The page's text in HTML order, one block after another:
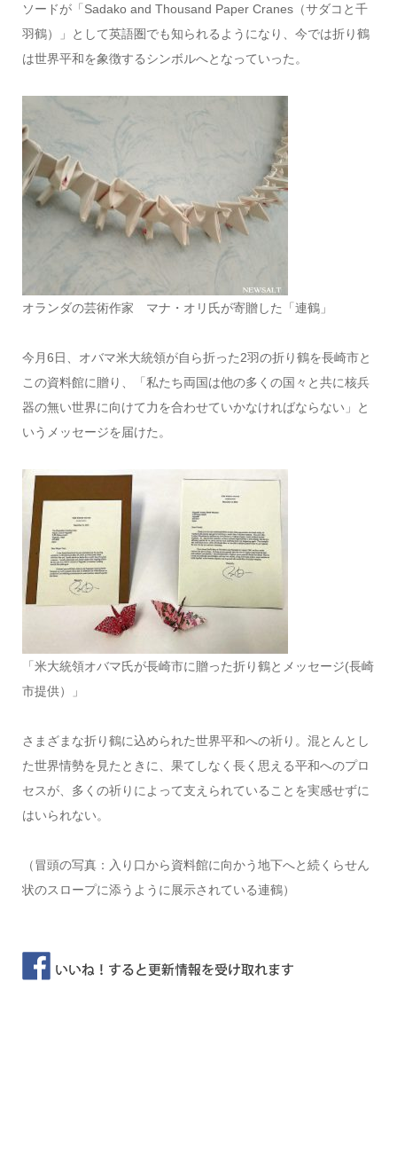
ソードが「Sadako and Thousand Paper Cranes（サダコと千
羽鶴）」として英語圏でも知られるようになり、今では折り鶴
は世界平和を象徴するシンボルへとなっていった。
オランダの芸術作家 マナ・オリ氏が寄贈した「連鶴」
今月6日、オバマ米大統領が自ら折った2羽の折り鶴を長崎市と
この資料館に贈り、「私たち両国は他の多くの国々と共に核兵
器の無い世界に向けて力を合わせていかなければならない」と
いうメッセージを届けた。
「米大統領オバマ氏が長崎市に贈った折り鶴とメッセージ(長崎
市提供）」
さまざまな折り鶴に込められた世界平和への祈り。混とんとし
た世界情勢を見たときに、果てしなく長く思える平和へのプロ
セスが、多くの祈りによって支えられていることを実感せずに
はいられない。
（冒頭の写真：入り口から資料館に向かう地下へと続くらせん​
状のスロープに添うように展示されている連​鶴）